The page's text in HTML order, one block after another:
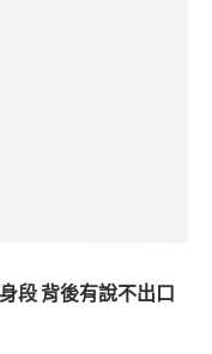
段 背後有說不出口